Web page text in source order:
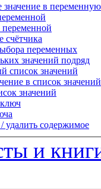
значение в переменную
переменной
счётчика
переменных
значений подряд
список значений
в список значений
значений
удалить содержимое
и